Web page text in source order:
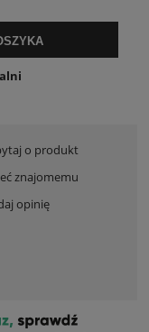
o produkt
znajomemu
opinię